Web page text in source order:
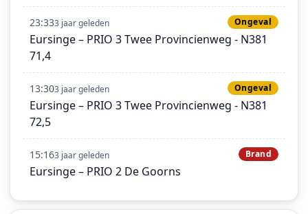
23:333 jaar geleden Ongeval
Eursinge – PRIO 3 Twee Provincienweg - N381
71,4
13:303 jaar geleden Ongeval
Eursinge – PRIO 3 Twee Provincienweg - N381
72,5
15:163 jaar geleden Brand
Eursinge – PRIO 2 De Goorns